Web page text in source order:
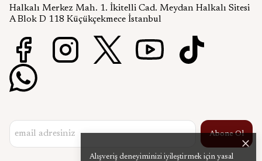
Alışveriş deneyiminizi iyileştirmek için yasal
Halkalı Merkez Mah. 1. İkitelli Cad. Meydan Halkalı Sitesi
A Blok D 118 Küçükçekmece İstanbul
Abone Ol